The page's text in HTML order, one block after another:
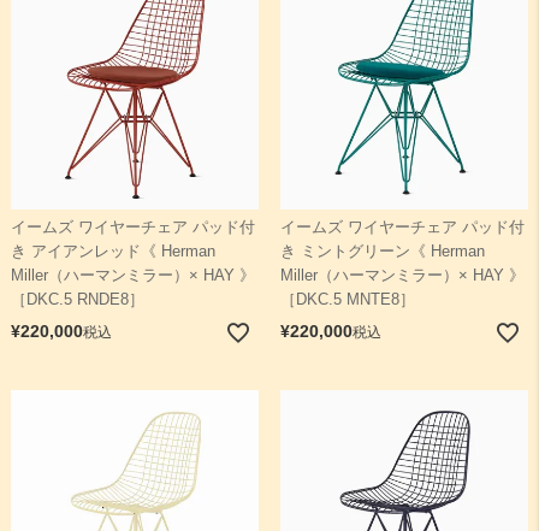
イームズ ワイヤーチェア パッド付
き アイアンレッド《 Herman
Miller（ハーマンミラー）× HAY 》
［DKC.5 RNDE8］
¥220,000税込
イームズ ワイヤーチェア パッド付
き ミントグリーン《 Herman
Miller（ハーマンミラー）× HAY 》
［DKC.5 MNTE8］
¥220,000税込